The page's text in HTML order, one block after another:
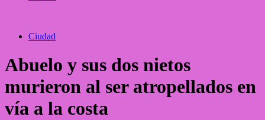
Ciudad
Abuelo y sus dos nietos
murieron al ser atropellados en
vía a la costa